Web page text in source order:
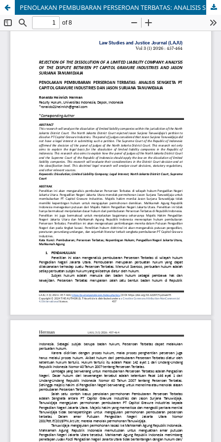
PENOLAKAN PEMBUBARAN PERSEROAN TERBATAS: ANALISIS SENGKETA PT CAPITOL GRAVURE INDUSTRIES DAN JASON SURJANA TANUWIDJAJA